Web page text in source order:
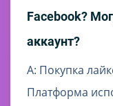
Facebook?
аккаунт?
A: Покупка
Платформа